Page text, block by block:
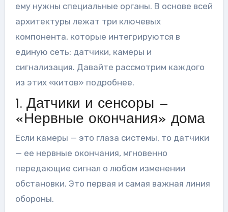
ему нужны специальные органы. В основе всей
архитектуры лежат три ключевых
компонента, которые интегрируются в
единую сеть: датчики, камеры и
сигнализация. Давайте рассмотрим каждого
из этих «китов» подробнее.
1. Датчики и сенсоры —
«Нервные окончания» дома
Если камеры — это глаза системы, то датчики
— ее нервные окончания, мгновенно
передающие сигнал о любом изменении
обстановки. Это первая и самая важная линия
обороны.